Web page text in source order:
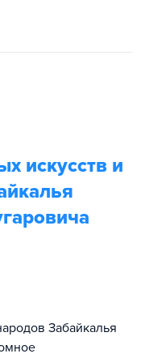
искусств и
Забайкалья